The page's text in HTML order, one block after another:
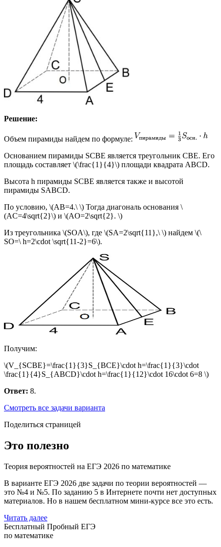
Решение:
Объем пирамиды найдем по формуле:
Основанием пирамиды SCBE является треугольник СВЕ. Его
площадь составляет \(\frac{1}{4}\) площади квадрата ABCD.
Высота h пирамиды SCBE является также и высотой
пирамиды SABCD.
По условию, \(AB=4.\ \) Тогда диагональ основания \
(AC=4\sqrt{2}\) и \(AO=2\sqrt{2}. \)
Из треугольника \(SOA\), где \(SA=2\sqrt{11},\ \) найдем \(\
SO=\ h=2\cdot \sqrt{11-2}=6\).
Получим:
\(V_{SCBE}=\frac{1}{3}S_{BCE}\cdot h=\frac{1}{3}\cdot
\frac{1}{4}S_{ABCD}\cdot h=\frac{1}{12}\cdot 16\cdot 6=8 \)
Ответ: 8.
Смотреть все задачи варианта
Поделиться страницей
Это полезно
Теория вероятностей на ЕГЭ 2026 по математике
В варианте ЕГЭ 2026 две задачи по теории вероятностей —
это №4 и №5. По заданию 5 в Интернете почти нет доступных
материалов. Но в нашем бесплатном мини-курсе все это есть.
Читать далее
Бесплатный Пробный ЕГЭ
по математике